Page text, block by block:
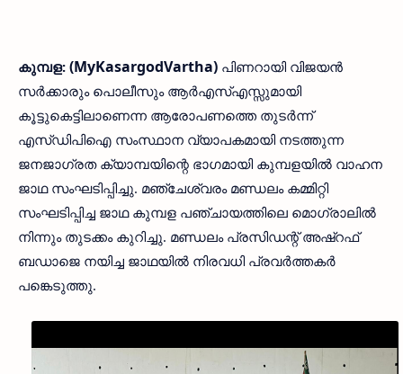
കുമ്പള: (MyKasargodVartha) പിണറായി വിജയൻ
സർക്കാരും പൊലീസും ആർഎസ്എസ്സുമായി
കൂട്ടുകെട്ടിലാണെന്ന ആരോപണത്തെ തുടർന്ന്
എസ്ഡിപിഐ സംസ്ഥാന വ്യാപകമായി നടത്തുന്ന
ജനജാഗ്രത ക്യാമ്പയിന്റെ ഭാഗമായി കുമ്പളയിൽ വാഹന
ജാഥ സംഘടിപ്പിച്ചു. മഞ്ചേശ്വരം മണ്ഡലം കമ്മിറ്റി
സംഘടിപ്പിച്ച ജാഥ കുമ്പള പഞ്ചായത്തിലെ മൊഗ്രാലില്‍
നിന്നും തുടക്കം കുറിച്ചു. മണ്ഡലം പ്രസിഡന്റ് അഷ്‌റഫ്
ബഡാജെ നയിച്ച ജാഥയിൽ നിരവധി പ്രവർത്തകർ
പങ്കെടുത്തു.